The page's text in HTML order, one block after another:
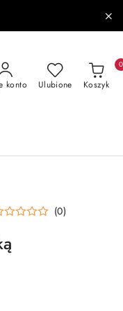
konto Ulubione Koszyk
0
(0)